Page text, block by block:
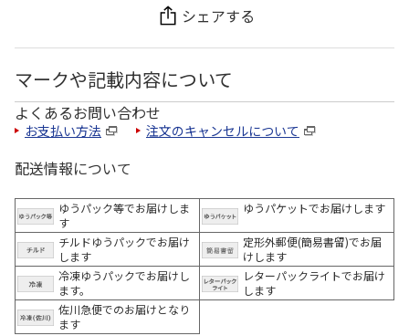
シェアする
マークや記載内容について
よくあるお問い合わせ
お支払い方法 注文のキャンセルについて
配送情報について
ゆうパック等でお届けしま
す
ゆうパケットでお届けします
チルドゆうパックでお届け
します
定形外郵便(簡易書留)でお届
けします
冷凍ゆうパックでお届けし
ます。
レターパックライトでお届け
します
佐川急便でのお届けとなり
ます